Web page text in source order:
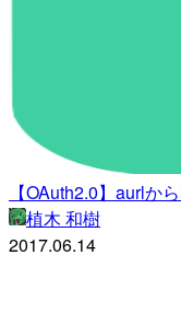
【OAuth2.0】aurlか
植木 和樹
2017.06.14